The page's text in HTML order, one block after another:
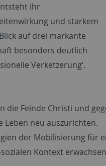
ihr
und starkem
auf drei markante
besonders deutlich
Verketzerung‘.
die Feinde Christi und
Leben neu auszurichten.
der Mobilisierung für
Kontext